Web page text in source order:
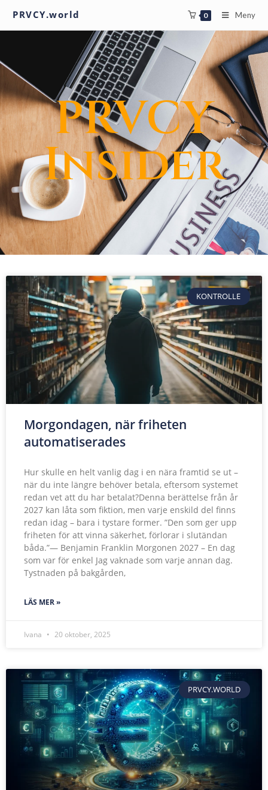
PRVCY.world 0 Meny
PRVCY
Insider
KONTROLLE
Morgondagen, när friheten
automatiserades
Hur skulle en helt vanlig dag i en nära framtid se ut –
när du inte längre behöver betala, eftersom systemet
redan vet att du har betalat?Denna berättelse från år
2027 kan låta som fiktion, men varje enskild del finns
redan idag – bara i tystare former. ”Den som ger upp
friheten för att vinna säkerhet, förlorar i slutändan
båda.”— Benjamin Franklin Morgonen 2027 – En dag
som var för enkel Jag vaknade som varje annan dag.
Tystnaden på bakgården,
LÄS MER »
Ivana 20 oktober, 2025
PRVCY.WORLD